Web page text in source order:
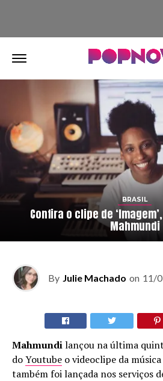
BRASIL
Confira o clipe de
Mahmundi
By Julie Machado on 11/
Mahmundilançou na última
doYoutube o videoclipe da música
também foi lançada nos serviços